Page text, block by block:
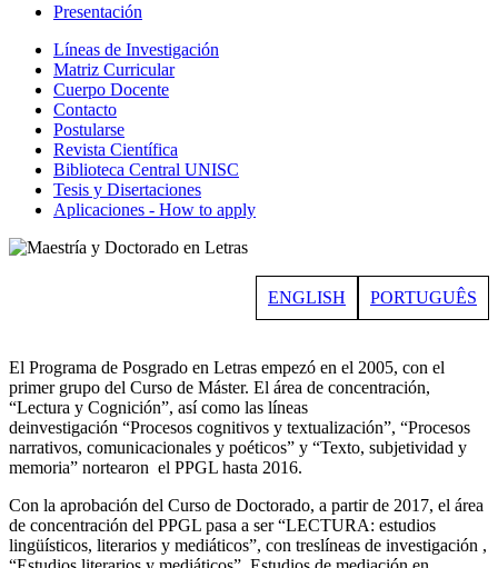
Presentación
Líneas de Investigación
Matriz Curricular
Cuerpo Docente
Contacto
Postularse
Revista Científica
Biblioteca Central UNISC
Tesis y Disertaciones
Aplicaciones - How to apply
PORTUGUÊS
ENGLISH
El Programa de Posgrado en Letras empezó en el 2005, con el
primer grupo del Curso de Máster. El área de concentración,
“Lectura y Cognición”, así como las líneas
deinvestigación “Procesos cognitivos y textualización”, “Procesos
narrativos, comunicacionales y poéticos” y “Texto, subjetividad y
memoria” nortearon el PPGL hasta 2016.
Con la aprobación del Curso de Doctorado, a partir de 2017, el área
de concentración del PPGL pasa a ser “LECTURA: estudios
lingüísticos, literarios y mediáticos”, con treslíneas de investigación ,